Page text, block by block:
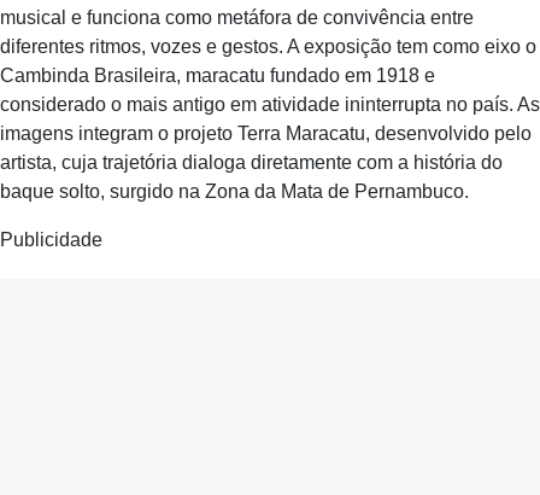
musical e funciona como metáfora de convivência entre
diferentes ritmos, vozes e gestos. A exposição tem como eixo o
Cambinda Brasileira, maracatu fundado em 1918 e
considerado o mais antigo em atividade ininterrupta no país. As
imagens integram o projeto Terra Maracatu, desenvolvido pelo
artista, cuja trajetória dialoga diretamente com a história do
baque solto, surgido na Zona da Mata de Pernambuco.
Publicidade